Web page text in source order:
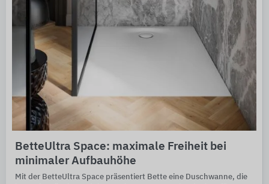
BetteUltra Space: maximale Freiheit bei
minimaler Aufbauhöhe
Mit der BetteUltra Space prä­sen­tiert Bette eine Dusch­wanne, die